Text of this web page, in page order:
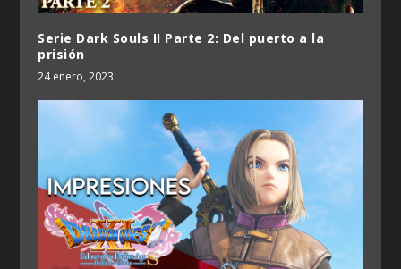
Serie Dark Souls II Parte 2: Del puerto a la
prisión
24 enero, 2023